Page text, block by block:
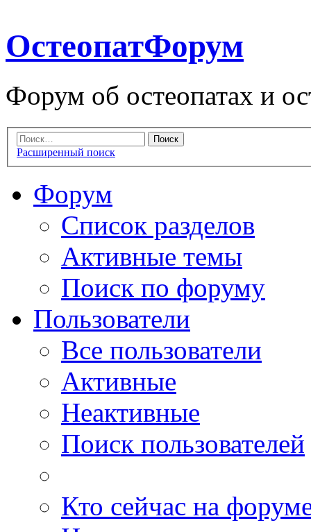
ОстеопатФорум
Форум об остеопатах и
Расширенный поиск
Форум
Список разделов
Активные темы
Поиск по форуму
Пользователи
Все пользователи
Активные
Неактивные
Поиск пользователей
Кто сейчас на